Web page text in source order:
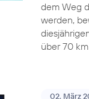
dem Weg
werden,
über 70
02. März